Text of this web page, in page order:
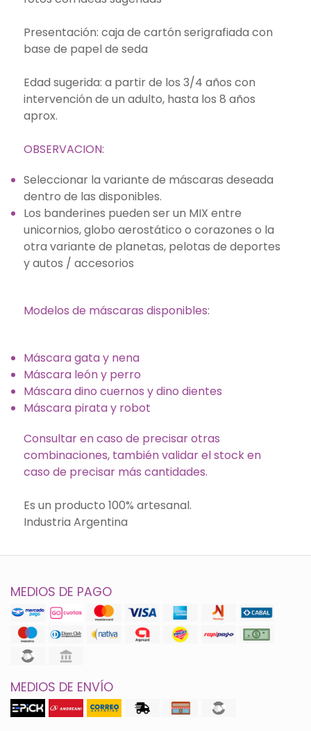
Presentación: caja de cartón serigrafiada con
base de papel de seda
Edad sugerida: a partir de los 3/4 años con
intervención de un adulto, hasta los 8 años
aprox.
OBSERVACION:
Seleccionar la variante de máscaras deseada
dentro de las disponibles.
Los banderines pueden ser un MIX entre
unicornios, globo aerostático o corazones o la
otra variante de planetas, pelotas de deportes
y autos / accesorios
Modelos de máscaras disponibles:
Máscara gata y nena
Máscara león y perro
Máscara dino cuernos y dino dientes
Máscara pirata y robot
Consultar en caso de precisar otras
combinaciones, también validar el stock en
caso de precisar más cantidades.
Es un producto 100% artesanal.
Industria Argentina
MEDIOS DE PAGO
MEDIOS DE ENVÍO